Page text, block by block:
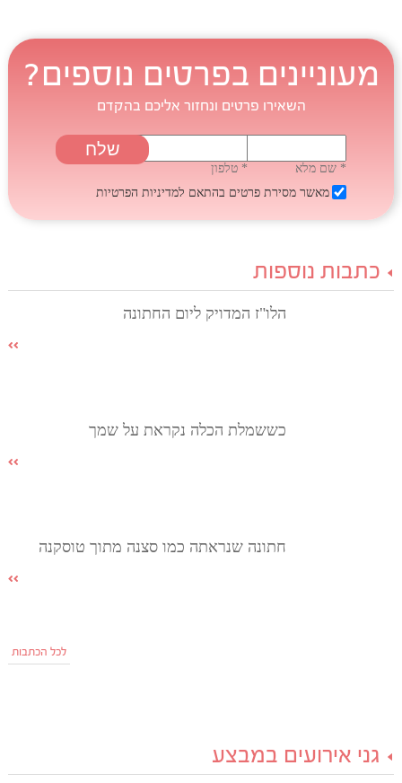
מעוניינים בפרטים נוספים?
השאירו פרטים ונחזור אליכם בהקדם
* שם מלא
* טלפון
מאשר מסירת פרטים בהתאם למדיניות הפרטיות
כתבות נוספות
הלו"ז המדויק ליום החתונה
כששמלת הכלה נקראת על שמך
חתונה שנראתה כמו סצנה מתוך טוסקנה
לכל הכתבות
גני אירועים במבצע